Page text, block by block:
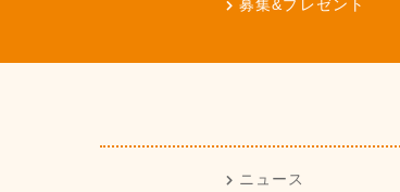
募集&プレゼント
ニュース